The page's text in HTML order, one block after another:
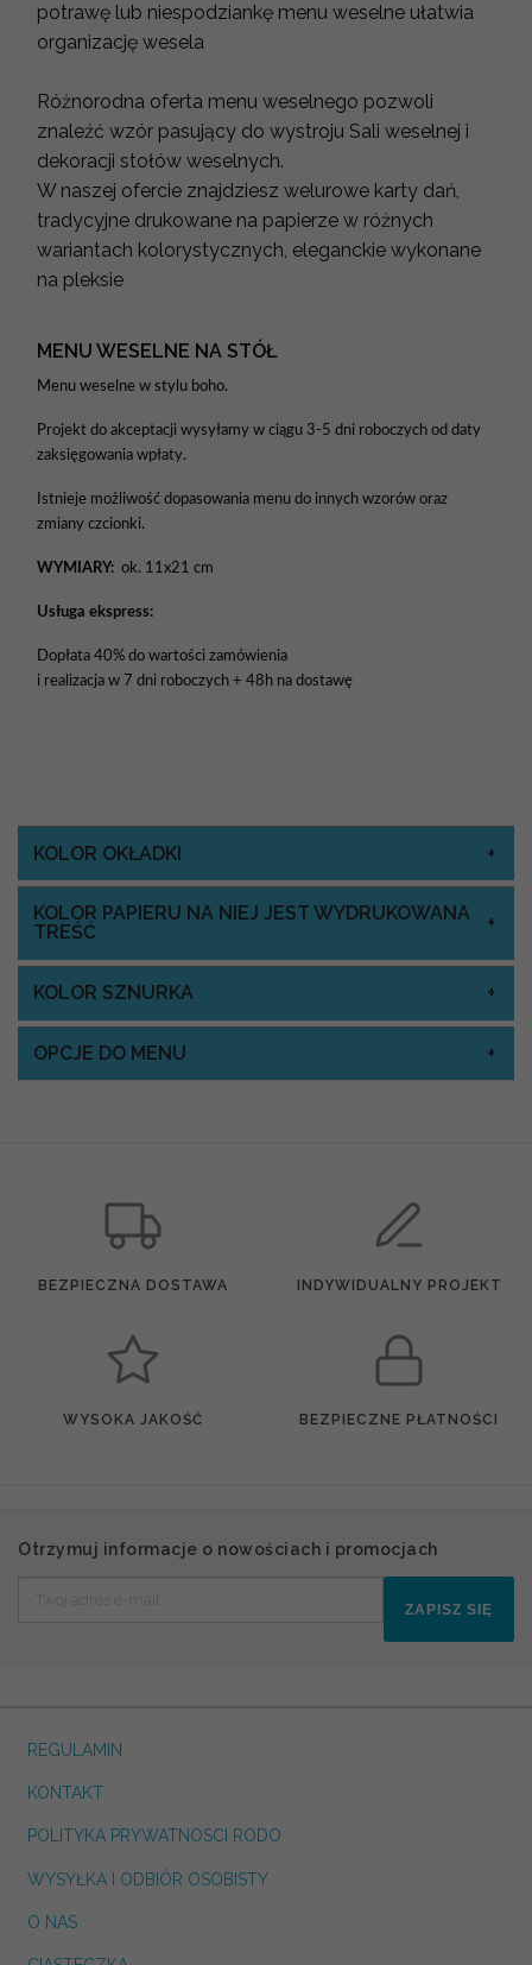
potrawę lub niespodziankę menu weselne ułatwia
organizację wesela
Różnorodna oferta menu weselnego pozwoli
znaleźć wzór pasujący do wystroju Sali weselnej i
dekoracji stołów weselnych.
W naszej ofercie znajdziesz welurowe karty dań,
tradycyjne drukowane na papierze w różnych
wariantach kolorystycznych, eleganckie wykonane
na pleksie
MENU WESELNE NA STÓŁ
Menu weselne w stylu boho.
Projekt do akceptacji wysyłamy w ciągu 3-5 dni roboczych od daty
zaksięgowania wpłaty.
Istnieje możliwość dopasowania menu do innych wzorów oraz
zmiany czcionki.
WYMIARY: ok. 11x21 cm
Usługa ekspress:
Dopłata 40% do wartości zamówienia
i realizacja w 7 dni roboczych + 48h na dostawę
KOLOR OKŁADKI
KOLOR PAPIERU NA NIEJ JEST WYDRUKOWANA
TREŚĆ
KOLOR SZNURKA
OPCJE DO MENU
BEZPIECZNA DOSTAWA INDYWIDUALNY PROJEKT
WYSOKA JAKOŚĆ BEZPIECZNE PŁATNOŚCI
Otrzymuj informacje o nowościach i promocjach
ZAPISZ SIĘ
REGULAMIN
KONTAKT
POLITYKA PRYWATNOSCI RODO
WYSYŁKA I ODBIÓR OSOBISTY
O NAS